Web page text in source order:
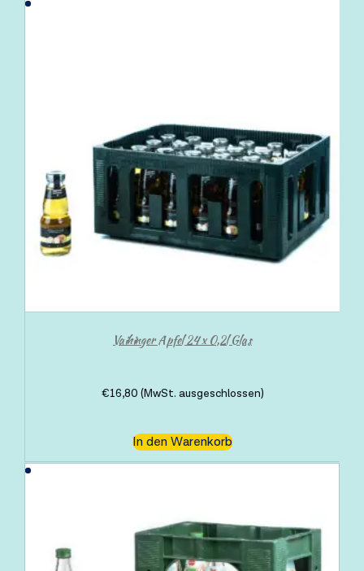
Vaihinger Apfel 24 x 0,2l Glas
€16,80 (MwSt. ausgeschlossen)
In den Warenkorb